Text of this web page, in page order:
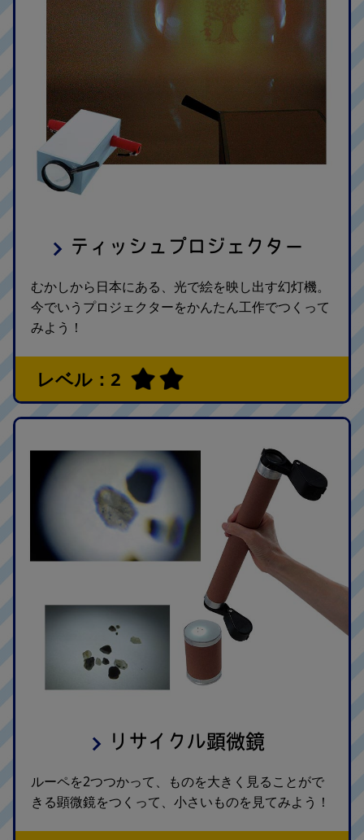
ティッシュプロジェクター
むかしから日本にある、光で絵を映し出す幻灯機。
今でいうプロジェクターをかんたん工作でつくって
みよう！
レベル：2
リサイクル顕微鏡
ルーペを2つつかって、ものを大きく見ることがで
きる顕微鏡をつくって、小さいものを見てみよう！